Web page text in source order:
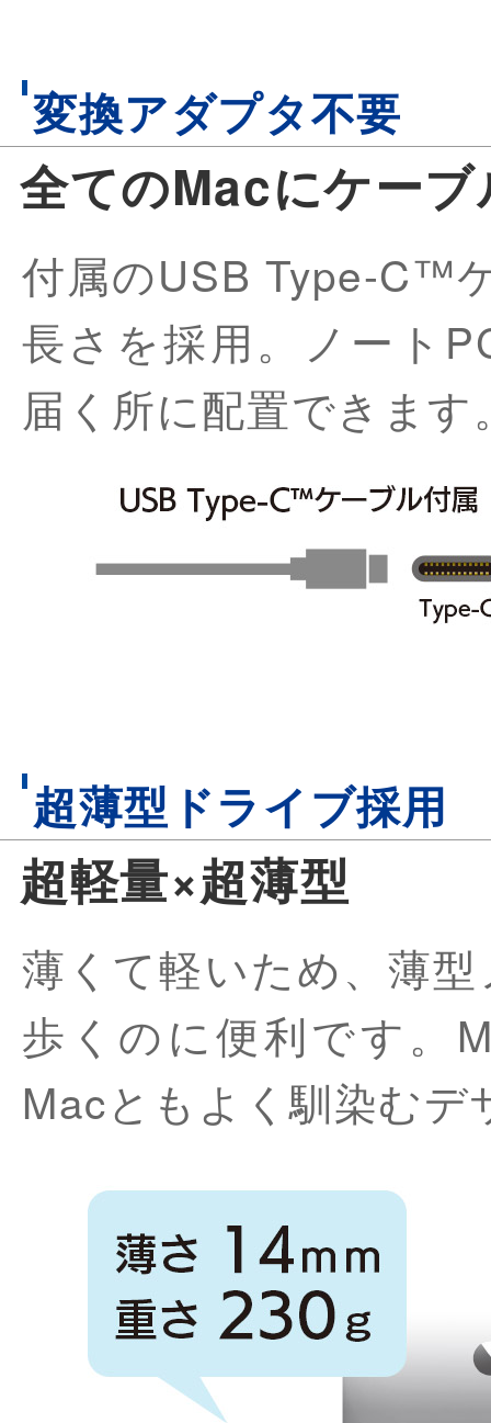
変換アダプタ不要
全てのMacにケー
付属のUSB Type-C™
長さを採用。ノート
届く所に配置できます
超薄型ドライブ採用
超軽量×超薄型
薄くて軽いため、薄
歩くのに便利です。
Macともよく馴染むデ